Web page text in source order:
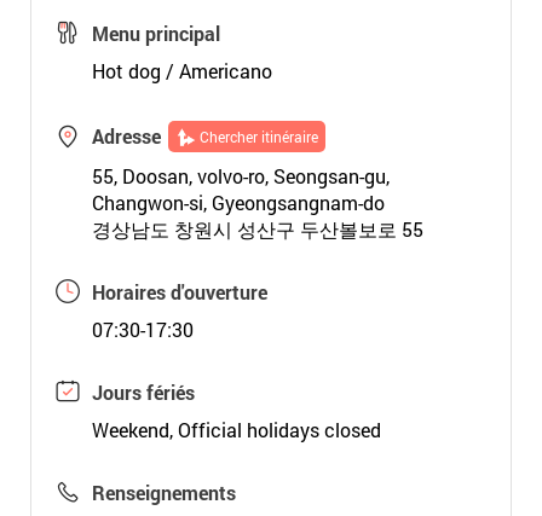
Menu principal
Hot dog / Americano
Adresse Chercher itinéraire
55, Doosan, volvo-ro, Seongsan-gu,
Changwon-si, Gyeongsangnam-do
경상남도 창원시 성산구 두산볼보로 55
Horaires d'ouverture
07:30-17:30
Jours fériés
Weekend, Official holidays closed
Renseignements